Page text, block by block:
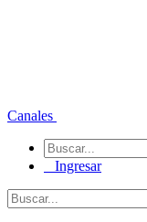
Canales
Ingresar